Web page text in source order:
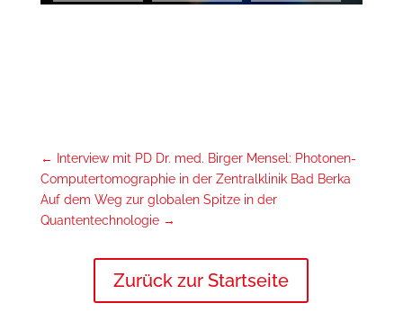
←
Interview mit PD Dr. med. Birger Mensel: Photonen-
Computertomographie in der Zentralklinik Bad Berka
Auf dem Weg zur globalen Spitze in der
Quantentechnologie→
Zurück zur Startseite